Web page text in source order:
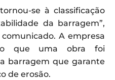
se à classificação
da barragem”,
A empresa
que uma obra foi
barragem que garante
de erosão.